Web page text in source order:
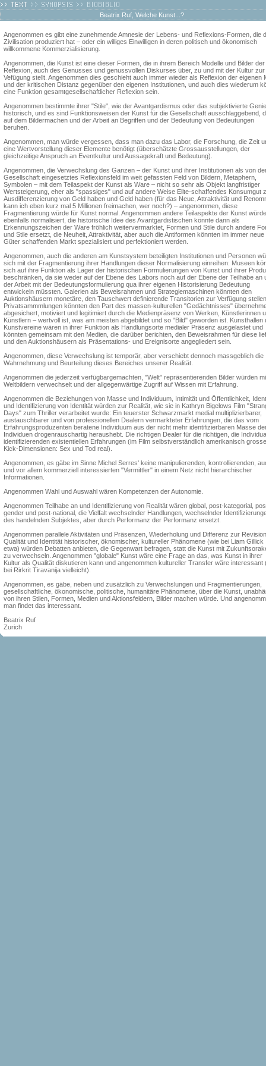
Beatrix Ruf, Welche Kunst...?
Angenommen es gibt eine zunehmende Amnesie der Lebens- und Reflexions-Formen, die
Zivilisation produziert hat – oder ein williges Einwilligen in deren politisch und ökonomisch
willkommene Kommerzialisierung.
Angenommen, die Kunst ist eine dieser Formen, die in ihrem Bereich Modelle und Bilder der
Reflexion, auch des Genusses und genussvollen Diskurses über, zu und mit der Kultur zur
Vefügung stellt. Angenommen dies geschieht auch immer wieder als Reflexion der eigenen
und der kritischen Distanz gegenüber den eigenen Institutionen, und auch dies wiederum
eine Funktion gesamtgesellschaftlicher Reflexion sein.
Angenommen bestimmte ihrer "Stile", wie der Avantgardismus oder das subjektivierte
historisch, und es sind Funktionsweisen der Kunst für die Gesellschaft ausschlaggebend,
auf dem Bildermachen und der Arbeit an Begriffen und der Bedeutung von Bedeutungen
beruhen.
Angenommen, man würde vergessen, dass man dazu das Labor, die Forschung, die Zeit
eine Wertvorstellung dieser Elemente benötigt (überschätzte Grossausstellungen, der
gleichzeitige Anspruch an Eventkultur und Aussagekraft und Bedeutung).
Angenommen, die Verwechslung des Ganzen – der Kunst und ihrer Institutionen als von
Gesellschaft eingesetztes Reflexionsfeld im weit gefassten Feld von Bildern, Metaphern,
Symbolen – mit dem Teilaspekt der Kunst als Ware – nicht so sehr als Objekt langfristiger
Wertsteigerung, eher als "spassiges" und auf andere Weise Elite-schaffendes Konsumgut
Ausdifferenzierung von Geld haben und Geld haben (für das Neue, Attraktivität und
kann ich eben kurz mal 5 Millionen freimachen, wer noch?) – angenommen, diese
Fragmentierung würde für Kunst normal. Angenommen andere Teilaspekte der Kunst
ebenfalls normalisiert, die historische Idee des Avantgardistischen könnte dann als
Erkennungszeichen der Ware fröhlich weitervermarktet, Formen und Stile durch andere
und Stile ersetzt, die Neuheit, Attraktivität, aber auch die Antiformen könnten im immer neue
Güter schaffenden Markt spezialisiert und perfektioniert werden.
Angenommen, auch die anderen am Kunstsystem beteiligten Institutionen und Personen
sich mit der Fragmentierung ihrer Handlungen dieser Normalisierung einreihen: Museen
sich auf ihre Funktion als Lager der historischen Formulierungen von Kunst und ihrer
beschränken, da sie weder auf der Ebene des Labors noch auf der Ebene der Teilhabe an
der Arbeit mit der Bedeutungsformulierung qua ihrer eigenen Historisierung Bedeutung
entwickeln müssten. Galerien als Beweisrahmen und Strategiemaschinen könnten den
Auktionshäusern monetäre, den Tauschwert definierende Transitorien zur Verfügung
Privatsammmlungen könnten den Part des massen-kulturellen "Gedächtnisses"
abgesichert, motiviert und legitimiert durch die Medienpräsenz von Werken, Künstlerinnen
Künstlern – wertvoll ist, was am meisten abgebildet und so "Bild" geworden ist. Kunsthallen
Kunstvereine wären in ihrer Funktion als Handlungsorte medialer Präsenz ausgelastet und
könnten gemeinsam mit den Medien, die darüber berichten, den Beweisrahmen für diese
und den Auktionshäusern als Präsentations- und Ereignisorte angegliedert sein.
Angenommen, diese Verwechslung ist temporär, aber verschiebt dennoch massgeblich die
Wahrnehmung und Beurteilung dieses Bereiches unserer Realität.
Angenommen die jederzeit verfügbargemachten, "Welt" repräsentierenden Bilder würden
Weltbildern verwechselt und der allgegenwärtige Zugriff auf Wissen mit Erfahrung.
Angenommen die Beziehungen von Masse und Individuum, Intimität und Öffentlichkeit,
und Identifizierung von Identität würden zur Realität, wie sie in Kathryn Bigelows Film
Days" zum Thriller verarbeitet wurde: Ein teuerster Schwarzmarkt medial multiplizierbarer,
austauschbarer und von professionellen Dealern vermarkteter Erfahrungen, die das vom
Erfahrungsproduzenten beratene Individuum aus der nicht mehr identifizierbaren Masse
Individuen drogenrauschartig heraushebt. Die richtigen Dealer für die richtigen, die
identifizierenden existentiellen Erfahrungen (im Film selbstverständlich amerikanisch grosse
Kick-Dimensionen: Sex und Tod real).
Angenommen, es gäbe im Sinne Michel Serres' keine manipulierenden, kontrollierenden,
und vor allem kommerziell interessierten "Vermittler" in einem Netz nicht hierarchischer
Informationen.
Angenommen Wahl und Auswahl wären Kompetenzen der Autonomie.
Angenommen Teilhabe an und Identifizierung von Realität wären global, post-kategorial,
gender und post-national, die Vielfalt wechselnder Handlungen, wechselnder
des handelnden Subjektes, aber durch Performanz der Performanz ersetzt.
Angenommen parallele Aktivitäten und Präsenzen, Wiederholung und Differenz zur
Qualität und Identität historischer, öknomischer, kultureller Phänomene (wie bei Liam Gillick
etwa) würden Debatten anbieten, die Gegenwart befragen, statt die Kunst mit
zu verwechseln. Angenommen "globale" Kunst wäre eine Frage an das, was Kunst in ihrer
Kultur als Qualität diskutieren kann und angenommen kultureller Transfer wäre interessant
bei Rirkrit Tiravanija vielleicht).
Angenommen, es gäbe, neben und zusätzlich zu Verwechslungen und Fragmentierungen,
gesellschaftliche, ökonomische, politische, humanitäre Phänomene, über die Kunst,
von ihren Stilen, Formen, Medien und Aktionsfeldern, Bilder machen würde. Und
man findet das interessant.
Beatrix Ruf
Zurich